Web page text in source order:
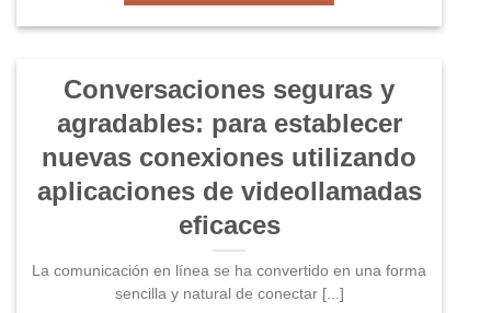
Conversaciones seguras y
agradables: para establecer
nuevas conexiones utilizando
aplicaciones de videollamadas
eficaces
La comunicación en línea se ha convertido en una forma
sencilla y natural de conectar [...]